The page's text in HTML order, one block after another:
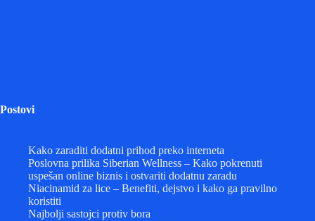
Postovi
Kako zaraditi dodatni prihod preko interneta
Poslovna prilika Siberian Wellness – Kako pokrenuti
uspešan online biznis i ostvariti dodatnu zaradu
Niacinamid za lice – Benefiti, dejstvo i kako ga pravilno
koristiti
Najbolji sastojci protiv bora